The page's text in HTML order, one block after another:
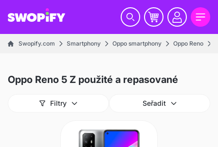
Swopify.com Smartphony Oppo smartphony Oppo Reno
Oppo Reno 5 Z použité a repasované
Filtry Seřadit